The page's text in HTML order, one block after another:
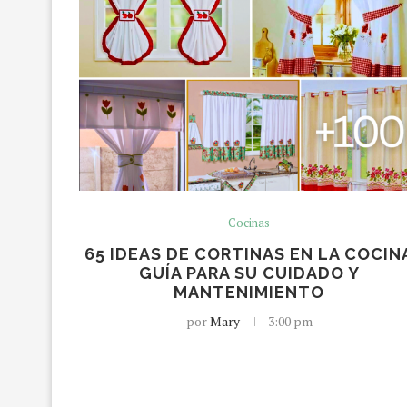
Cocinas
65 IDEAS DE CORTINAS EN LA
GUÍA PARA SU CUIDADO Y
MANTENIMIENTO
porMary 3:00 pm